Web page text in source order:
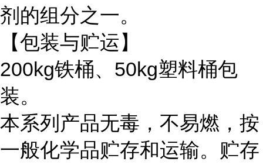
剂的组分之一。
【包装与贮运】
200kg铁桶、50kg塑料桶包
装。
本系列产品无毒，不易燃，按
一般化学品贮存和运输。贮存